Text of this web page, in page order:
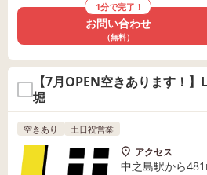
1分で完了！
お問い合わせ
（無料）
【7月OPEN空きあります！
堀
空きあり 土日祝営業
アクセス
中之島駅から